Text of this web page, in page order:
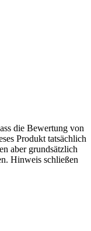
die Bewertung von
Produkt tatsächlich
aber grundsätzlich
Hinweis schließen